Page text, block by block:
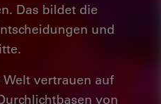
Das bildet die
und
Welt vertrauen auf
von